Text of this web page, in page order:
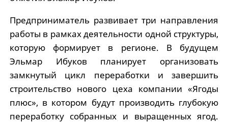
Предприниматель развивает три направления
работы в рамках деятельности одной структуры,
которую формирует в регионе. В будущем
Эльмар Ибуков планирует организовать
замкнутый цикл переработки и завершить
строительство нового цеха компании «Ягоды
плюс», в котором будут производить глубокую
переработку собранных и выращенных ягод.